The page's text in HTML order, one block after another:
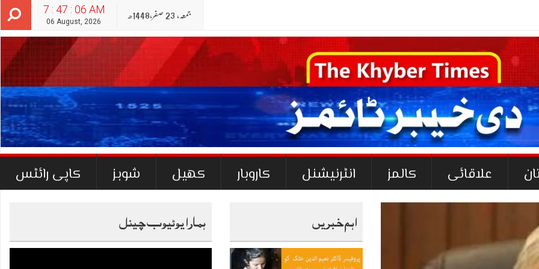
7 : 47 : 07 AM
06 August, 2026
جمعہ‬‮, 23 صفر‬,1448ھ
علاقائی کالمز انٹرنیشنل کاروبار کھیل شوبز کاپی رائٹس
اہم خبریں ہمارا یوٹیوب چینل